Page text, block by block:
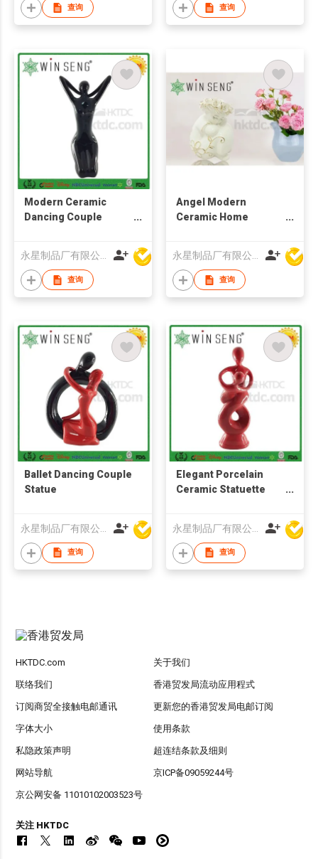
查询 查询
Modern Ceramic
Dancing Couple
永星制品厂有限公司
查询
Angel Modern
Ceramic Home
永星制品厂有限公司
查询
Ballet Dancing Couple
Statue
查询
Elegant Porcelain
Ceramic Statuette
查询
HKTDC.com 关于我们
联络我们 香港贸发局流动应用程式
订阅商贸全接触电邮通讯 更新您的香港贸发局电邮订阅
字体大小 使用条款
私隐政策声明 超连结条款及细则
网站导航 京ICP备09059244号
京公网安备 11010102003523号
关注 HKTDC